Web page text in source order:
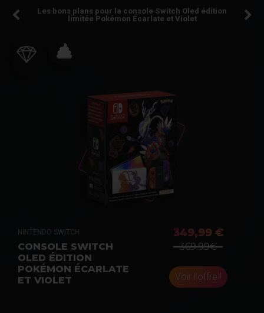
Les bons plans pour la console Switch Oled édition
limitée Pokémon Écarlate et Violet
NINTENDO SWITCH
CONSOLE SWITCH
OLED ÉDITION
POKÉMON ÉCARLATE
ET VIOLET
349,99 €
369.99€
Voir l'offre !